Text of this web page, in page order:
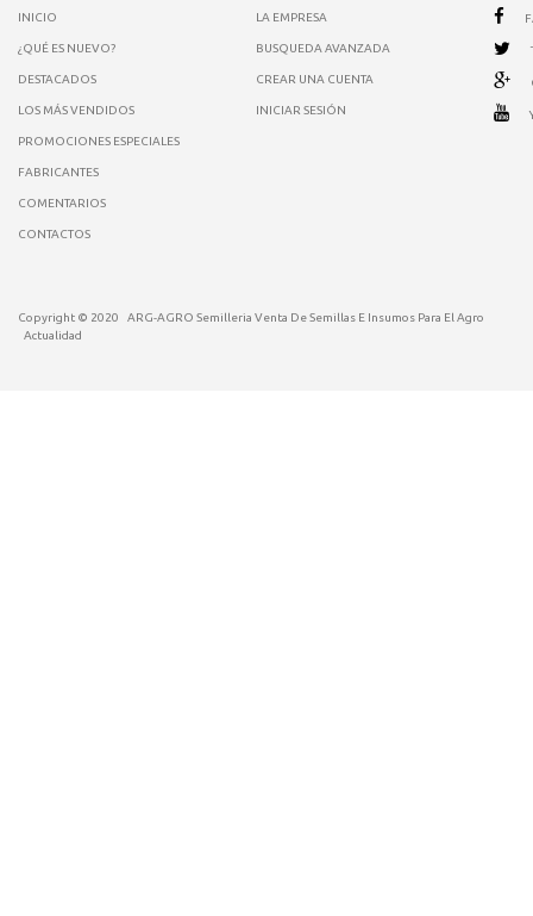
INICIO
¿QUÉ ES NUEVO?
DESTACADOS
LOS MÁS VENDIDOS
PROMOCIONES ESPECIALES
FABRICANTES
COMENTARIOS
CONTACTOS
LA EMPRESA
BUSQUEDA AVANZADA
CREAR UNA CUENTA
INICIAR SESIÓN
Copyright © 2020
ARG-AGRO Semilleria Venta De Semillas E Insumos Para El Agro
Actualidad